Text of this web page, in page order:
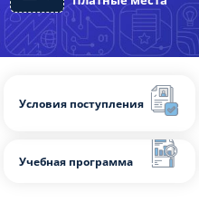
0
Бюджетные
Платные места